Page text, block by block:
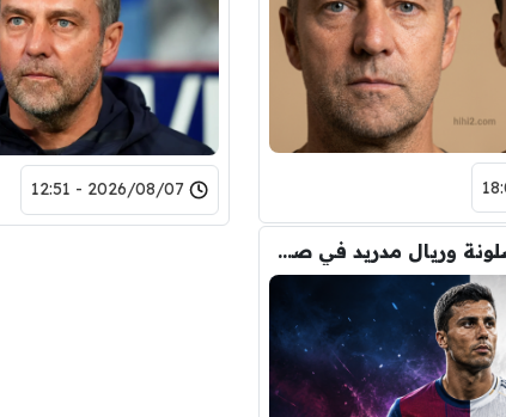
2026/08/07 - 12:51
ضربة مزدوجة لبرشلونة وريال مدريد في صفقة رودري